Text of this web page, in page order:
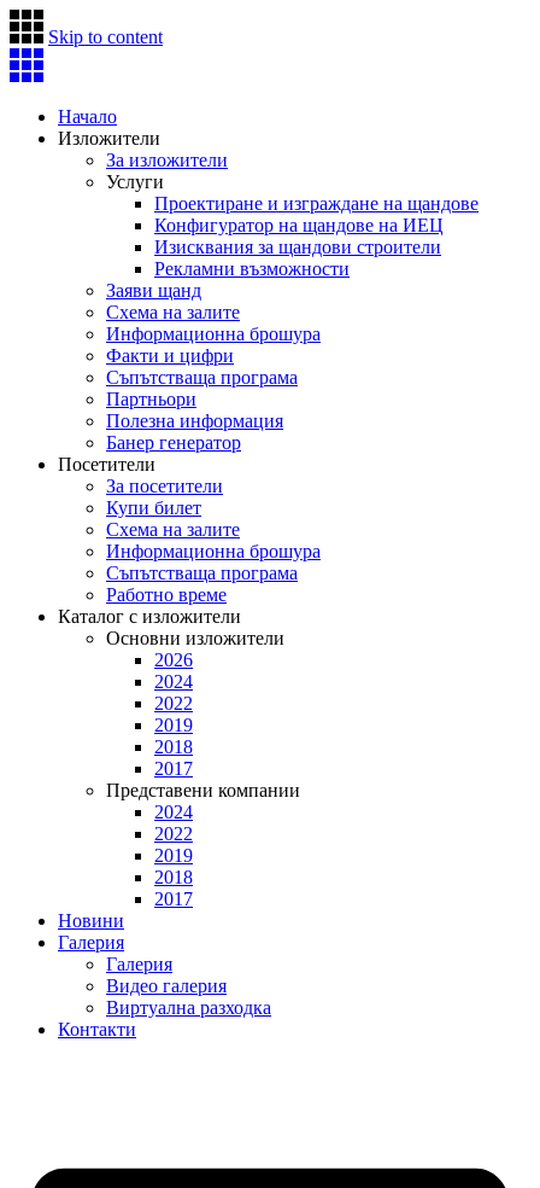
Skip to content
Начало
Изложители
За изложители
Услуги
Проектиране и изграждане на щандове
Конфигуратор на щандове на ИЕЦ
Изисквания за щандови строители
Рекламни възможности
Заяви щанд
Схема на залите
Информационна брошура
Факти и цифри
Съпътстваща програма
Партньори
Полезна информация
Банер генератор
Посетители
За посетители
Купи билет
Схема на залите
Информационна брошура
Съпътстваща програма
Работно време
Каталог с изложители
Основни изложители
2026
2024
2022
2019
2018
2017
Представени компании
2024
2022
2019
2018
2017
Новини
Галерия
Галерия
Видео галерия
Виртуална разходка
Контакти